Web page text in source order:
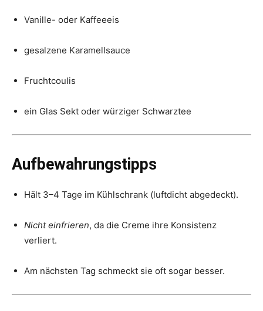
Vanille- oder Kaffeeeis
gesalzene Karamellsauce
Fruchtcoulis
ein Glas Sekt oder würziger Schwarztee
Aufbewahrungstipps
Hält 3–4 Tage im Kühlschrank (luftdicht abgedeckt).
Nicht einfrieren, da die Creme ihre Konsistenz
verliert.
Am nächsten Tag schmeckt sie oft sogar besser.